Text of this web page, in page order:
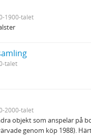
1900-talet
talet
2000-talet
objekt som anspelar på
genom köp 1988).